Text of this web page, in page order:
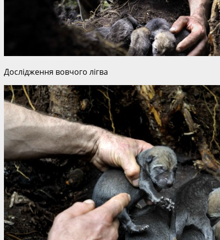
Дослідження вовчого лігва